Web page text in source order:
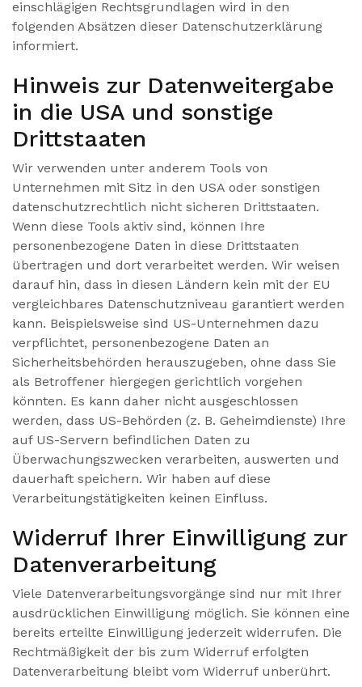
einschlägigen Rechtsgrundlagen wird in den
folgenden Absätzen dieser Datenschutzerklärung
informiert.
Hinweis zur Datenweitergabe
in die USA und sonstige
Drittstaaten
Wir verwenden unter anderem Tools von
Unternehmen mit Sitz in den USA oder sonstigen
datenschutzrechtlich nicht sicheren Drittstaaten.
Wenn diese Tools aktiv sind, können Ihre
personenbezogene Daten in diese Drittstaaten
übertragen und dort verarbeitet werden. Wir weisen
darauf hin, dass in diesen Ländern kein mit der EU
vergleichbares Datenschutzniveau garantiert werden
kann. Beispielsweise sind US-Unternehmen dazu
verpflichtet, personenbezogene Daten an
Sicherheitsbehörden herauszugeben, ohne dass Sie
als Betroffener hiergegen gerichtlich vorgehen
könnten. Es kann daher nicht ausgeschlossen
werden, dass US-Behörden (z. B. Geheimdienste) Ihre
auf US-Servern befindlichen Daten zu
Überwachungszwecken verarbeiten, auswerten und
dauerhaft speichern. Wir haben auf diese
Verarbeitungstätigkeiten keinen Einfluss.
Widerruf Ihrer Einwilligung zur
Datenverarbeitung
Viele Datenverarbeitungsvorgänge sind nur mit Ihrer
ausdrücklichen Einwilligung möglich. Sie können eine
bereits erteilte Einwilligung jederzeit widerrufen. Die
Rechtmäßigkeit der bis zum Widerruf erfolgten
Datenverarbeitung bleibt vom Widerruf unberührt.